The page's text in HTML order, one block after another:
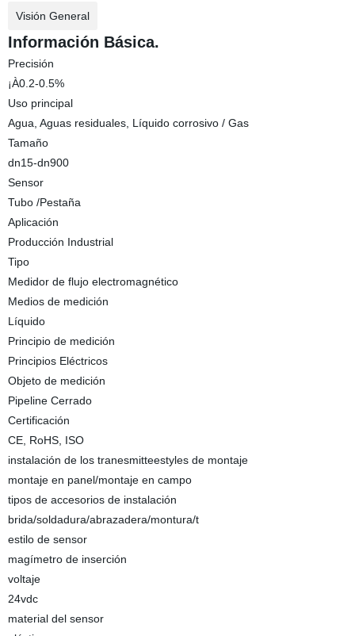
Visión General
Información Básica.
Precisión
¡À0.2-0.5%
Uso principal
Agua, Aguas residuales, Líquido corrosivo / Gas
Tamaño
dn15-dn900
Sensor
Tubo /Pestaña
Aplicación
Producción Industrial
Tipo
Medidor de flujo electromagnético
Medios de medición
Líquido
Principio de medición
Principios Eléctricos
Objeto de medición
Pipeline Cerrado
Certificación
CE, RoHS, ISO
instalación de los tranesmitteestyles de montaje
montaje en panel/montaje en campo
tipos de accesorios de instalación
brida/soldadura/abrazadera/montura/t
estilo de sensor
magímetro de inserción
voltaje
24vdc
material del sensor